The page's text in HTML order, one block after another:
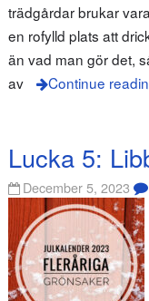
trädgårdar brukar
en rofylld plats att
än vad man gör det,
av
Continue
Lucka 5:
December 5, 2023